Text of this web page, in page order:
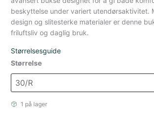
beskyttelse under variert utendørsaktivitet.
design og slitesterke materialer er denne
friluftsliv og daglig bruk.
Størrelsesguide
Størrelse
1 på lager